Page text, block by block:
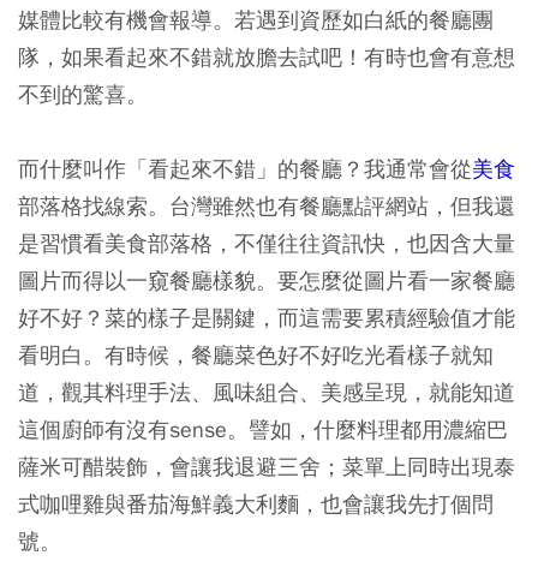
媒體比較有機會報導。若遇到資歷如白紙的餐廳團
隊，如果看起來不錯就放膽去試吧！有時也會有意想
不到的驚喜。
而什麼叫作「看起來不錯」的餐廳？我通常會從美食
部落格找線索。台灣雖然也有餐廳點評網站，但我還
是習慣看美食部落格，不僅往往資訊快，也因含大量
圖片而得以一窺餐廳樣貌。要怎麼從圖片看一家餐廳
好不好？菜的樣子是關鍵，而這需要累積經驗值才能
看明白。有時候，餐廳菜色好不好吃光看樣子就知
道，觀其料理手法、風味組合、美感呈現，就能知道
這個廚師有沒有sense。譬如，什麼料理都用濃縮巴
薩米可醋裝飾，會讓我退避三舍；菜單上同時出現泰
式咖哩雞與番茄海鮮義大利麵，也會讓我先打個問
號。